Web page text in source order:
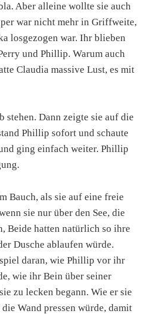
Aber alleine wollte sie auch
war nicht mehr in Griffweite,
losgezogen war. Ihr blieben
und Phillip. Warum auch
Claudia massive Lust, es mit
stehen. Dann zeigte sie auf die
Phillip sofort und schaute
ging einfach weiter. Phillip
Bauch, als sie auf eine freie
sie nur über den See, die
Beide hatten natürlich so ihre
Dusche ablaufen würde.
daran, wie Phillip vor ihr
wie ihr Bein über seiner
zu lecken begann. Wie er sie
Wand pressen würde, damit